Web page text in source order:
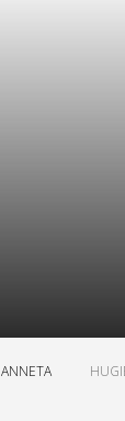
ANNETA